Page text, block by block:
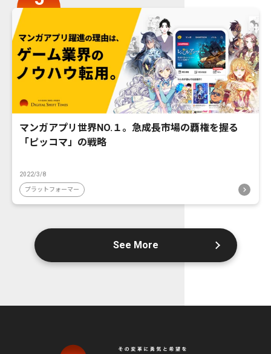
マンガアプリ世界NO.１。急成長市場の覇権を握る
「ピッコマ」の戦略
2022/3/8
プラットフォーマー
See More